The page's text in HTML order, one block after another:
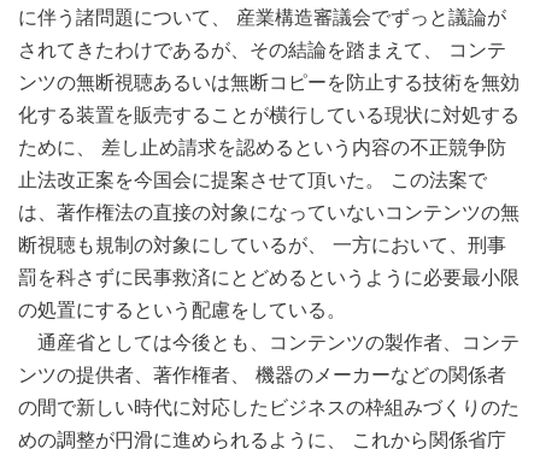
に伴う諸問題について、 産業構造審議会でずっと議論が
されてきたわけであるが、その結論を踏まえて、 コンテ
ンツの無断視聴あるいは無断コピーを防止する技術を無効
化する装置を販売することが横行している現状に対処する
ために、 差し止め請求を認めるという内容の不正競争防
止法改正案を今国会に提案させて頂いた。 この法案で
は、著作権法の直接の対象になっていないコンテンツの無
断視聴も規制の対象にしているが、 一方において、刑事
罰を科さずに民事救済にとどめるというように必要最小限
の処置にするという配慮をしている。
通産省としては今後とも、コンテンツの製作者、コンテ
ンツの提供者、著作権者、 機器のメーカーなどの関係者
の間で新しい時代に対応したビジネスの枠組みづくりのた
めの調整が円滑に進められるように、 これから関係省庁